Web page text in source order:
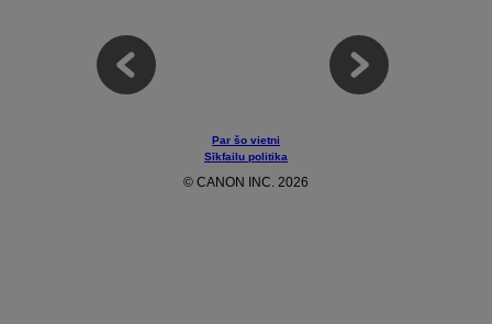
Par šo vietni
Sīkfailu politika
© CANON INC. 2026